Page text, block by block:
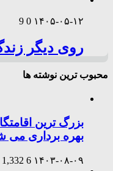
۱۴۰۵-۰۵-۱۲ 0
9
روی دیگر
محبوب ترین نوشته ها
بزرگ ترین
بهره برداری می
۱۴۰۳-۰۸-۰۹ 6
1,332